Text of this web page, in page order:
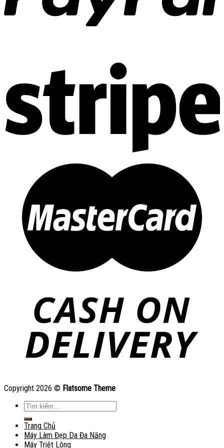
Copyright 2026 © Flatsome Theme
Tìm
kiếm:
Trang Chủ
Máy Làm Đẹp Da Đa Năng
Máy Triệt Lông